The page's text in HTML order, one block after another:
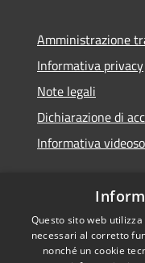
Amministrazione
Informativa privacy
Note legali
Dichiarazione di
Informativa
RSS
Questo sito web
necessari al corretto
nonché un cookie